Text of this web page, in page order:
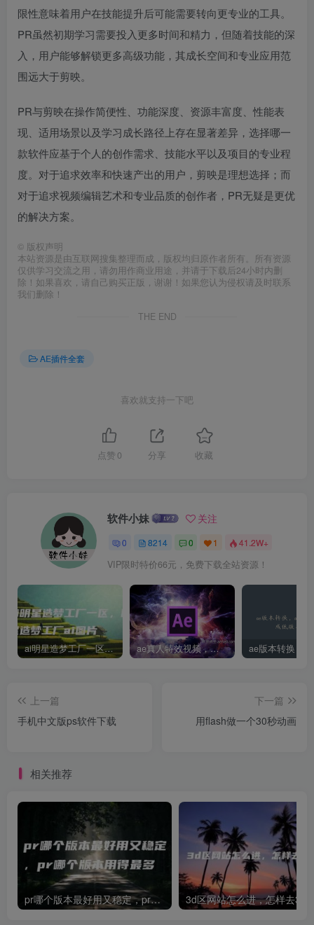
限性意味着用户在技能提升后可能需要转向更专业的工具。
PR虽然初期学习需要投入更多时间和精力，但随着技能的深
入，用户能够解锁更多高级功能，其成长空间和专业应用范
围远大于剪映。
PR与剪映在操作简便性、功能深度、资源丰富度、性能表
现、适用场景以及学习成长路径上存在显著差异，选择哪一
款软件应基于个人的创作需求、技能水平以及项目的专业程
度。对于追求效率和快速产出的用户，剪映是理想选择；而
对于追求视频编辑艺术和专业品质的创作者，PR无疑是更优
的解决方案。
© 版权声明
本站资源是由互联网搜集整理而成，版权均归原作者所有。所有资源
仅供学习交流之用，请勿用作商业用途，并请于下载后24小时内删
除！如果喜欢，请自己购买正版，谢谢！如果您认为侵权请及时联系
我们删除！
THE END
AE插件全套
喜欢就支持一下吧
点赞 0 分享 收藏
软件小妹 关注
0 8214 0 1 41.2W+
VIP限时特价66元，免费下载全站资源！
ai明星造梦工厂一区，明星造梦工厂ai图片 ae真人特效视频，大学生第一次做ppt怎么做
上一篇
手机中文版ps软件下载
下一篇
用flash做一个30秒动画
相关推荐
pr哪个版本最好用又稳定，pr哪个版本用得最多 3d区网站怎么进，怎样去3d